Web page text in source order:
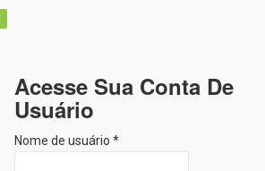
Acesse Sua Conta De
Usuário
Nome de usuário *